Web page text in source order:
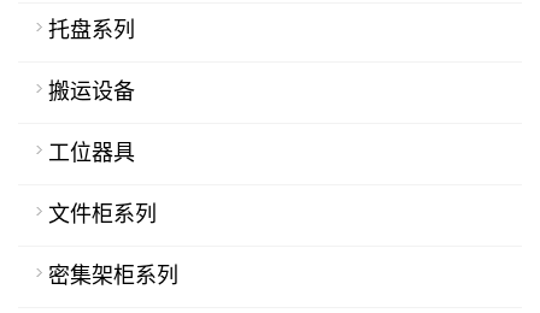
托盘系列
搬运设备
工位器具
文件柜系列
密集架柜系列